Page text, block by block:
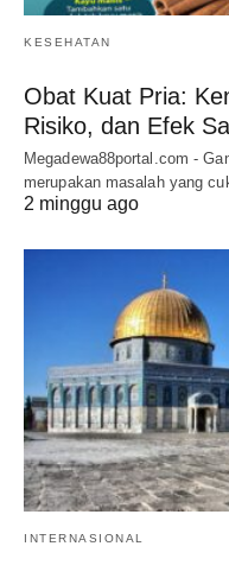
KESEHATAN
Obat Kuat Pria:
Risiko, dan Efek
Megadewa88portal.com -
merupakan masalah yang
2 minggu ago
INTERNASIONAL